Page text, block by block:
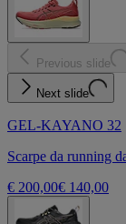
Previous slide
Next slide
GEL-KAYANO 32
Scarpe da running
€ 200,00€ 140,00